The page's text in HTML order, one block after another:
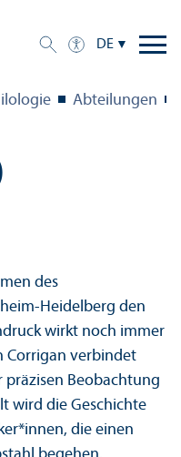
DE
Abteilungen
des
Heidelberg den
wirkt noch immer
Corrigan verbindet
präzisen Beobachtung
wird die Geschichte
die einen